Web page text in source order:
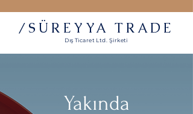
/SÜREYYA TRADE
Dış Ticaret Ltd. Şirketi
Yakında